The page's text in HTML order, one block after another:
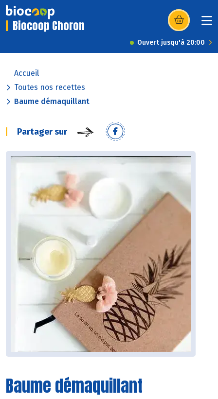
Biocoop Choron (s’ouvre dans
Ouvert jusqu'à 20:00
Accueil
Toutes nos recettes
Baume démaquillant
Partager sur
Baume démaquillant